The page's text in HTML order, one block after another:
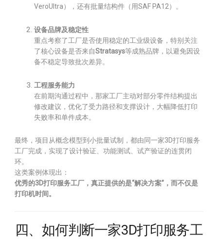
VeroUltra），还有批量结构件（用SAF PA12）。
设备品牌及稳定性
重点考察了工厂是否使用稳定的工业级设备，特别关注
了核心设备是否来自Stratasys等成熟品牌，以避免因设
备不稳定导致批次差异。
工程服务能力
在前期沟通过程中，那家工厂主动对部分零件结构提出
修改建议，优化了受力路径和支撑设计，大幅降低打印
失败率和单件成本。
最终，项目从概念模型到小批量试制，都由同一家3D打印服务
工厂完成，实现了设计验证、功能测试、试产验证的连贯闭
环。
这类案例体现出：
优秀的3D打印服务工厂，真正提供的是“解决方案”，而不仅是
打印机时间。
四、如何判断一家3D打印服务工